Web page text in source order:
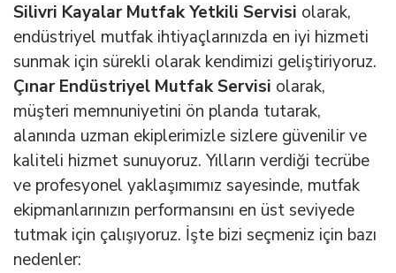
Silivri Kayalar Mutfak Yetkili Servisi olarak,
endüstriyel mutfak ihtiyaçlarınızda en iyi hizmeti
sunmak için sürekli olarak kendimizi geliştiriyoruz.
Çınar Endüstriyel Mutfak Servisi olarak,
müşteri memnuniyetini ön planda tutarak,
alanında uzman ekiplerimizle sizlere güvenilir ve
kaliteli hizmet sunuyoruz. Yılların verdiği tecrübe
ve profesyonel yaklaşımımız sayesinde, mutfak
ekipmanlarınızın performansını en üst seviyede
tutmak için çalışıyoruz. İşte bizi seçmeniz için bazı
nedenler: